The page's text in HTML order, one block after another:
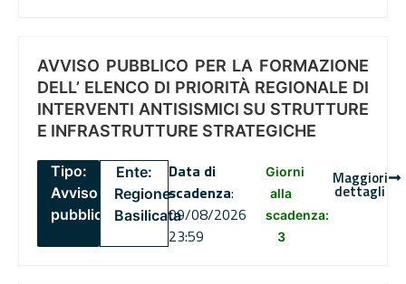
AVVISO PUBBLICO PER LA FORMAZIONE
DELL’ ELENCO DI PRIORITÀ REGIONALE DI
INTERVENTI ANTISISMICI SU STRUTTURE
E INFRASTRUTTURE STRATEGICHE
Tipo:
Avviso
pubblico
Ente:
Regione
Basilicata
Data di
scadenza:
09/08/2026
23:59
Giorni
alla
scadenza:
3
Maggiori
dettagli